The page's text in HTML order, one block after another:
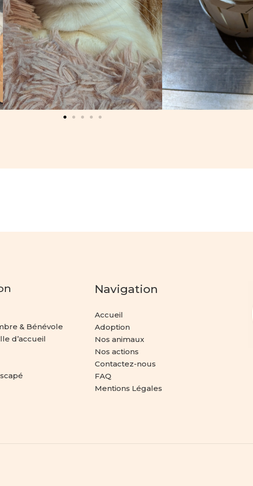
& Bénévole
d’accueil
Navigation
Accueil
Adoption
Nos animaux
Nos actions
Contactez-nous
FAQ
Mentions Légales